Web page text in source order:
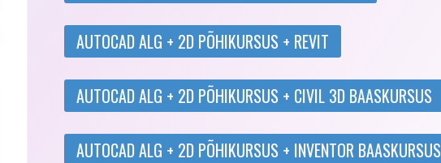
AUTOCAD ALG + 2D PÕHIKURSUS + REVIT
AUTOCAD ALG + 2D PÕHIKURSUS + CIVIL 3D BAASKURSUS
AUTOCAD ALG + 2D PÕHIKURSUS + INVENTOR BAASKURSUS